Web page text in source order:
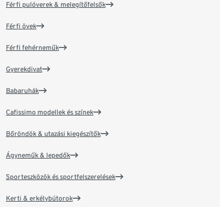
Férfi pulóverek & melegítőfelsők
Férfi övek
Férfi fehérneműk
Gyerekdivat
Babaruhák
Cafissimo modellek és színek
Bőröndök & utazási kiegészítők
Ágyneműk & lepedők
Sporteszközök és sportfelszerelések
Kerti & erkélybútorok